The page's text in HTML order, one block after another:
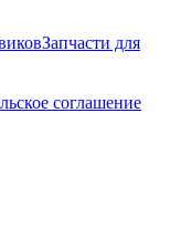
Запчасти для
соглашение